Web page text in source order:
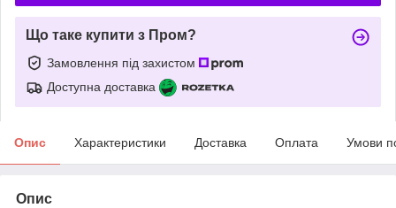
Що таке купити з Пром?
Замовлення під захистом
Доступна доставка
Опис Характеристики Доставка Оплата Умови
Опис